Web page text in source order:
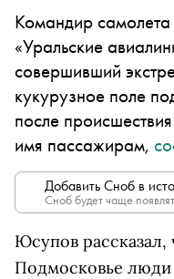
Командир
«Уральские
совершивший
кукурузное поле
после
имя пассажирам,
Добавить Сноб в
Сноб будет чаще
Юсупов
Подмосковье люди